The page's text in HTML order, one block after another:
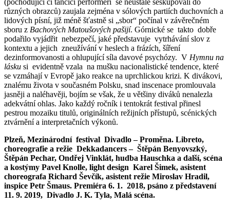
různých obrazců) zaujala zejména v sólových partiích duchovních a
lidových písní, již méně šťastně si „sbor“ počínal v závěrečném
sboru z Bachových Matoušových pašijí. Górnické se takto dobře
podařilo vyjádřit nebezpečí, jaké představuje vytrhávání slov z
kontextu a jejich zneužívání v heslech a frázích, šíření
dezinformovanosti a ohlupující síla davové psychózy. V Hymnu na
lásku si evidentně vzala na mušku nacionalistické tendence, které
se vzmáhají v Evropě jako reakce na uprchlickou krizi. K divákovi,
znalému života v současném Polsku, snad inscenace promlouvala
jasněji a naléhavěji, bojím se však, že u většiny diváků nenalezla
adekvátní ohlas. Jako každý ročník i tentokrát festival přinesl
pestrou mozaiku titulů, originálních režijních přístupů, scénických
ztvárnění a interpretačních výkonů.
Plzeň, Mezinárodní festival Divadlo – Proměna. Libreto,
choreografie a režie Dekkadancers – Štěpán Benyovszký,
Štěpán Pechar, Ondřej Vinklát, hudba Hauschka a další, scéna
a kostýmy Pavel Knolle, light design Karel Šimek, asistent
choreografa Richard Ševčík, asistent režie Miroslav Hradil,
inspice Petr Šmaus. Premiéra 6. 1. 2018, psáno z představení
11. 9. 2019, Divadlo J. K. Tyla, Malá scéna.